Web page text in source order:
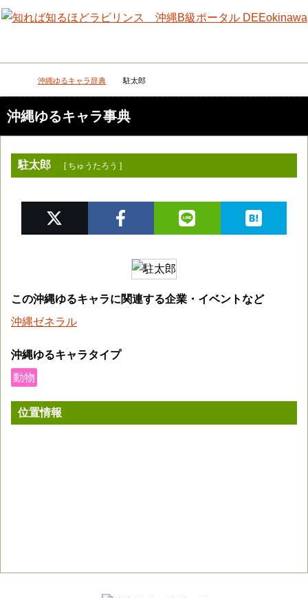
メニュー 検
DEEokinawaトップ
沖縄ゆるキャラ辞典 駐太郎
沖縄ゆるキャラ事典
駐太郎 [ ちゅうたろう ]
この沖縄ゆるキャラに関連する企業・イベントなど
沖縄ゼネラル
沖縄ゆるキャラタイプ
動物
位置情報